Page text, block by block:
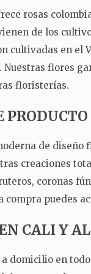
rosas
de los
cultivadas en el
flores
floristerías.
PRODUCTO
de
creaciones
coronas
puedes
CALI Y
domicilio en